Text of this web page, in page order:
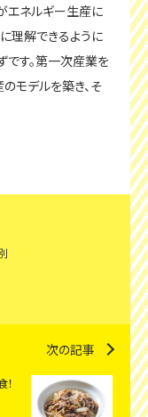
エネルギー生産に
理解できるように
です。第一次産業を
モデルを築き、そ
次の記事